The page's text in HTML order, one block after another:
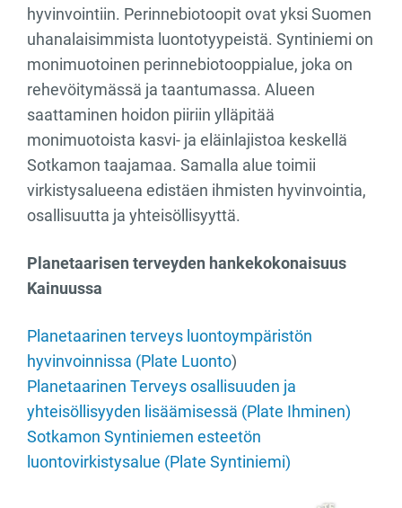
hyvinvointiin. Perinnebiotoopit ovat yksi Suomen
uhanalaisimmista luontotyypeistä. Syntiniemi on
monimuotoinen perinnebiotooppialue, joka on
rehevöitymässä ja taantumassa. Alueen
saattaminen hoidon piiriin ylläpitää
monimuotoista kasvi- ja eläinlajistoa keskellä
Sotkamon taajamaa. Samalla alue toimii
virkistysalueena edistäen ihmisten hyvinvointia,
osallisuutta ja yhteisöllisyyttä.
Planetaarisen terveyden hankekokonaisuus
Kainuussa
Planetaarinen terveys luontoympäristön
hyvinvoinnissa (Plate Luonto)
Planetaarinen Terveys osallisuuden ja
yhteisöllisyyden lisäämisessä (Plate Ihminen)
Sotkamon Syntiniemen esteetön
luontovirkistysalue (Plate Syntiniemi)